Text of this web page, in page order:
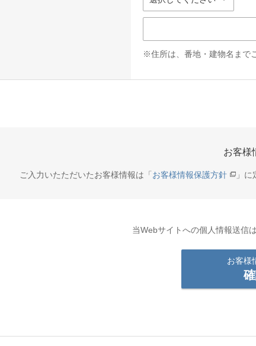
※住所は、番地・建物名まで
お客様
ご入力いたただいたお客様情報は「 お客様情報保護方針 」に
当Webサイトへの個人情報送信
お客様